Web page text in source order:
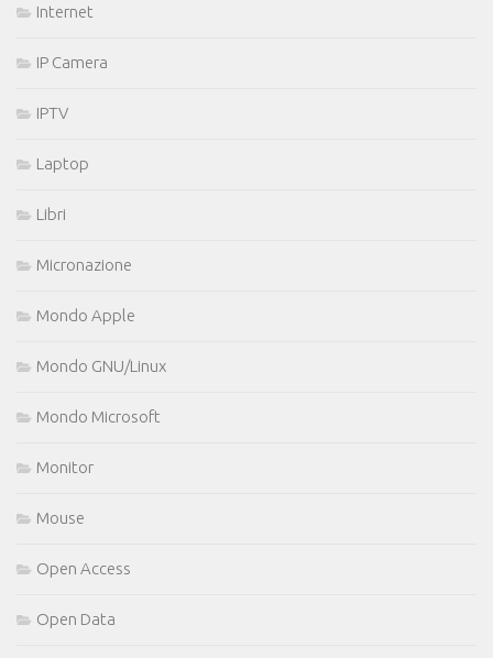
Internet
IP Camera
IPTV
Laptop
Libri
Micronazione
Mondo Apple
Mondo GNU/Linux
Mondo Microsoft
Monitor
Mouse
Open Access
Open Data